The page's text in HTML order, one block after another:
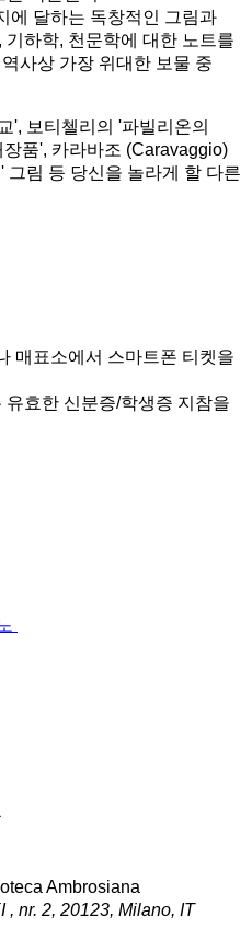
에 달하는 독창적인 그림과
하학, 천문학에 대한 노트를
사상 가장 위대한 보물 중
', 보티첼리의 '파빌리온의
품', 카라바조 (Caravaggio)
그림 등 당신을 놀라게 할 다른
매표소에서 스마트폰 티켓을
효한 신분증/학생증 지참을
Ambrosiana
, nr. 2, 20123, Milano, IT